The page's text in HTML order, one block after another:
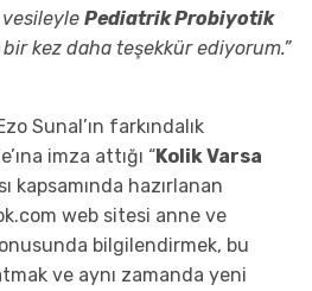
vesileyle Pediatrik Probiyotik
bir kez daha teşekkür ediyorum.”
Sunal’ın farkındalık
imza attığı “Kolik Varsa
kapsamında hazırlanan
web sitesi anne ve
bilgilendirmek, bu
ve aynı zamanda yeni